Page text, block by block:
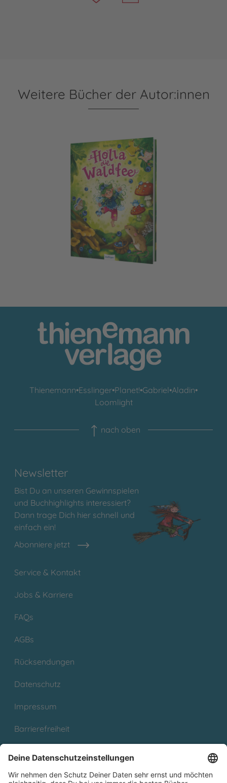
Weitere Bücher der Autor:innen
Holla, die Waldfee
Thienemann•Esslinger•Planet!•Gabriel•Aladin•
Loomlight
nach oben
Newsletter
Bist Du an unseren Gewinnspielen
und Buchhighlights interessiert?
Dann trage Dich hier schnell und
einfach ein!
Abonniere jetzt
Service & Kontakt
Jobs & Karriere
FAQs
AGBs
Rücksendungen
Datenschutz
Impressum
Barrierefreiheit
Partnerprogramm (Affiliate)